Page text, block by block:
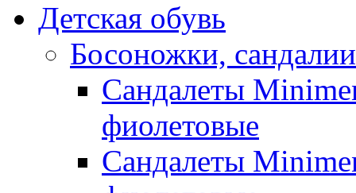
Детская обувь
Босоножки, сандалии
Сандалеты
фиолетовые
Сандалеты